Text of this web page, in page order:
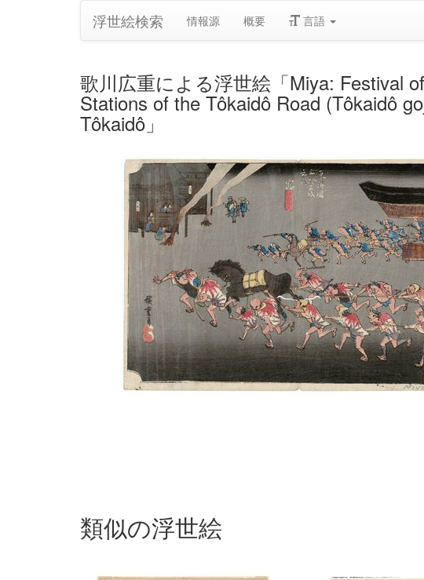
浮世絵検索 情報源 概要 言語
歌川広重による浮世絵「Miya: Festival
Stations of the Tôkaidô Road (Tôkaidô
Tôkaidô」
類似の浮世絵